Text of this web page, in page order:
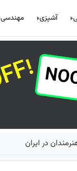
آشپزی مهندسی
در ایران